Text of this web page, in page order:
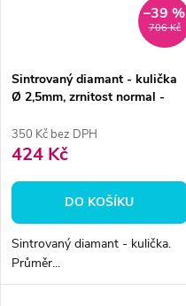
706 Kč
–39 %
Sintrovaný diamant - kulička
Ø 2,5mm, zrnitost normal -
350 Kč bez DPH
424 Kč
DO KOŠÍKU
Sintrovaný diamant - kulička.
Průměr...